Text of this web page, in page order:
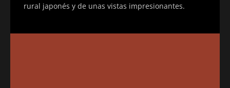
rural japonés y de unas vistas impresionantes.